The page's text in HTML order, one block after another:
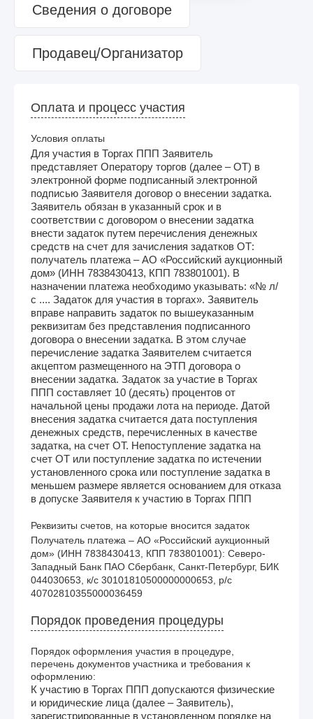
Сведения о договоре
Продавец/Организатор
Оплата и процесс участия
Условия оплаты
Для участия в Торгах ППП Заявитель
представляет Оператору торгов (далее – ОТ) в
электронной форме подписанный электронной
подписью Заявителя договор о внесении задатка.
Заявитель обязан в указанный срок и в
соответствии с договором о внесении задатка
внести задаток путем перечисления денежных
средств на счет для зачисления задатков ОТ:
получатель платежа – АО «Российский аукционный
дом» (ИНН 7838430413, КПП 783801001). В
назначении платежа необходимо указывать: «№ л/
с .... Задаток для участия в торгах». Заявитель
вправе направить задаток по вышеуказанным
реквизитам без представления подписанного
договора о внесении задатка. В этом случае
перечисление задатка Заявителем считается
акцептом размещенного на ЭТП договора о
внесении задатка. Задаток за участие в Торгах
ППП составляет 10 (десять) процентов от
начальной цены продажи лота на периоде. Датой
внесения задатка считается дата поступления
денежных средств, перечисленных в качестве
задатка, на счет ОТ. Непоступление задатка на
счет ОТ или поступление задатка по истечении
установленного срока или поступление задатка в
меньшем размере является основанием для отказа
в допуске Заявителя к участию в Торгах ППП
Реквизиты счетов, на которые вносится задаток
Получатель платежа – АО «Российский аукционный
дом» (ИНН 7838430413, КПП 783801001): Северо-
Западный Банк ПАО Сбербанк, Санкт-Петербург, БИК
044030653, к/с 30101810500000000653, р/с
40702810355000036459
Порядок проведения процедуры
Порядок оформления участия в процедуре,
перечень документов участника и требования к
оформлению:
К участию в Торгах ППП допускаются физические
и юридические лица (далее – Заявитель),
зарегистрированные в установленном порядке на